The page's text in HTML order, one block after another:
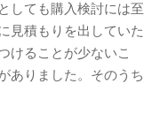
しても購入検討には至
見積もりを出していた
けることが少ないこ
ありました。そのうち